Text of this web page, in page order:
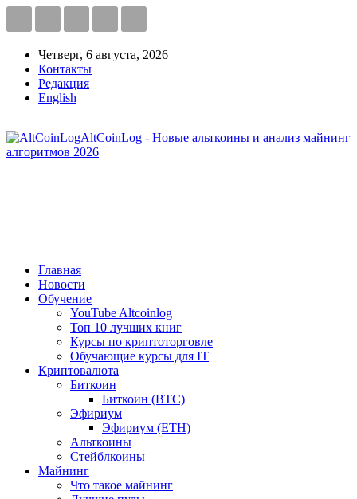
Четверг, 6 августа, 2026
Контакты
Редакция
English
AltCoinLog - Новые альткоины и анализ майнинг
алгоритмов 2026
Главная
Новости
Обучение
YouTube Altcoinlog
Топ 10 лучших книг
Курсы по криптоторговле
Обучающие курсы для IT
Криптовалюта
Биткоин
Биткоин (BTC)
Эфириум
Эфириум (ETH)
Альткоины
Стейблкоины
Майнинг
Что такое майнинг